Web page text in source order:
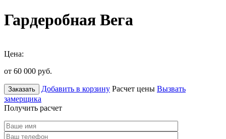
Гардеробная Вега
Цена:
от 60 000 руб.
Заказать Добавить в корзину Расчет цены Вызвать
замерщика
Получить расчет